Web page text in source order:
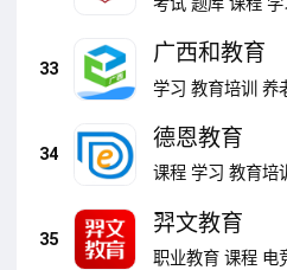
33
广西和教育
学习 教育培训 养
34
德恩教育
课程 学习 教育培
35
羿文教育
职业教育 课程 电